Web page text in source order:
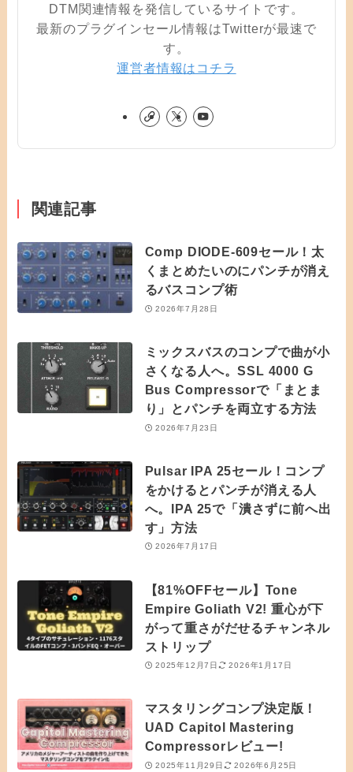
DTM関連情報を発信しているサイトです。
最新のプラグインセール情報はTwitterが最速で
す。
運営者情報はコチラ
関連記事
Comp DIODE-609セール！太
くまとめたいのにパンチが消え
るバスコンプ術
2026年7月28日
ミックスバスのコンプで曲が小
さくなる人へ。SSL 4000 G
Bus Compressorで「まとま
り」とパンチを両立する方法
2026年7月23日
Pulsar IPA 25セール！コンプ
をかけるとパンチが消える人
へ。IPA 25で「潰さずに前へ出
す」方法
2026年7月17日
【81%OFFセール】Tone
Empire Goliath V2! 重心が下
がって重さがだせるチャンネル
ストリップ
2025年12月7日 2026年1月17日
マスタリングコンプ決定版！
UAD Capitol Mastering
Compressorレビュー!
2025年11月29日 2026年6月25日